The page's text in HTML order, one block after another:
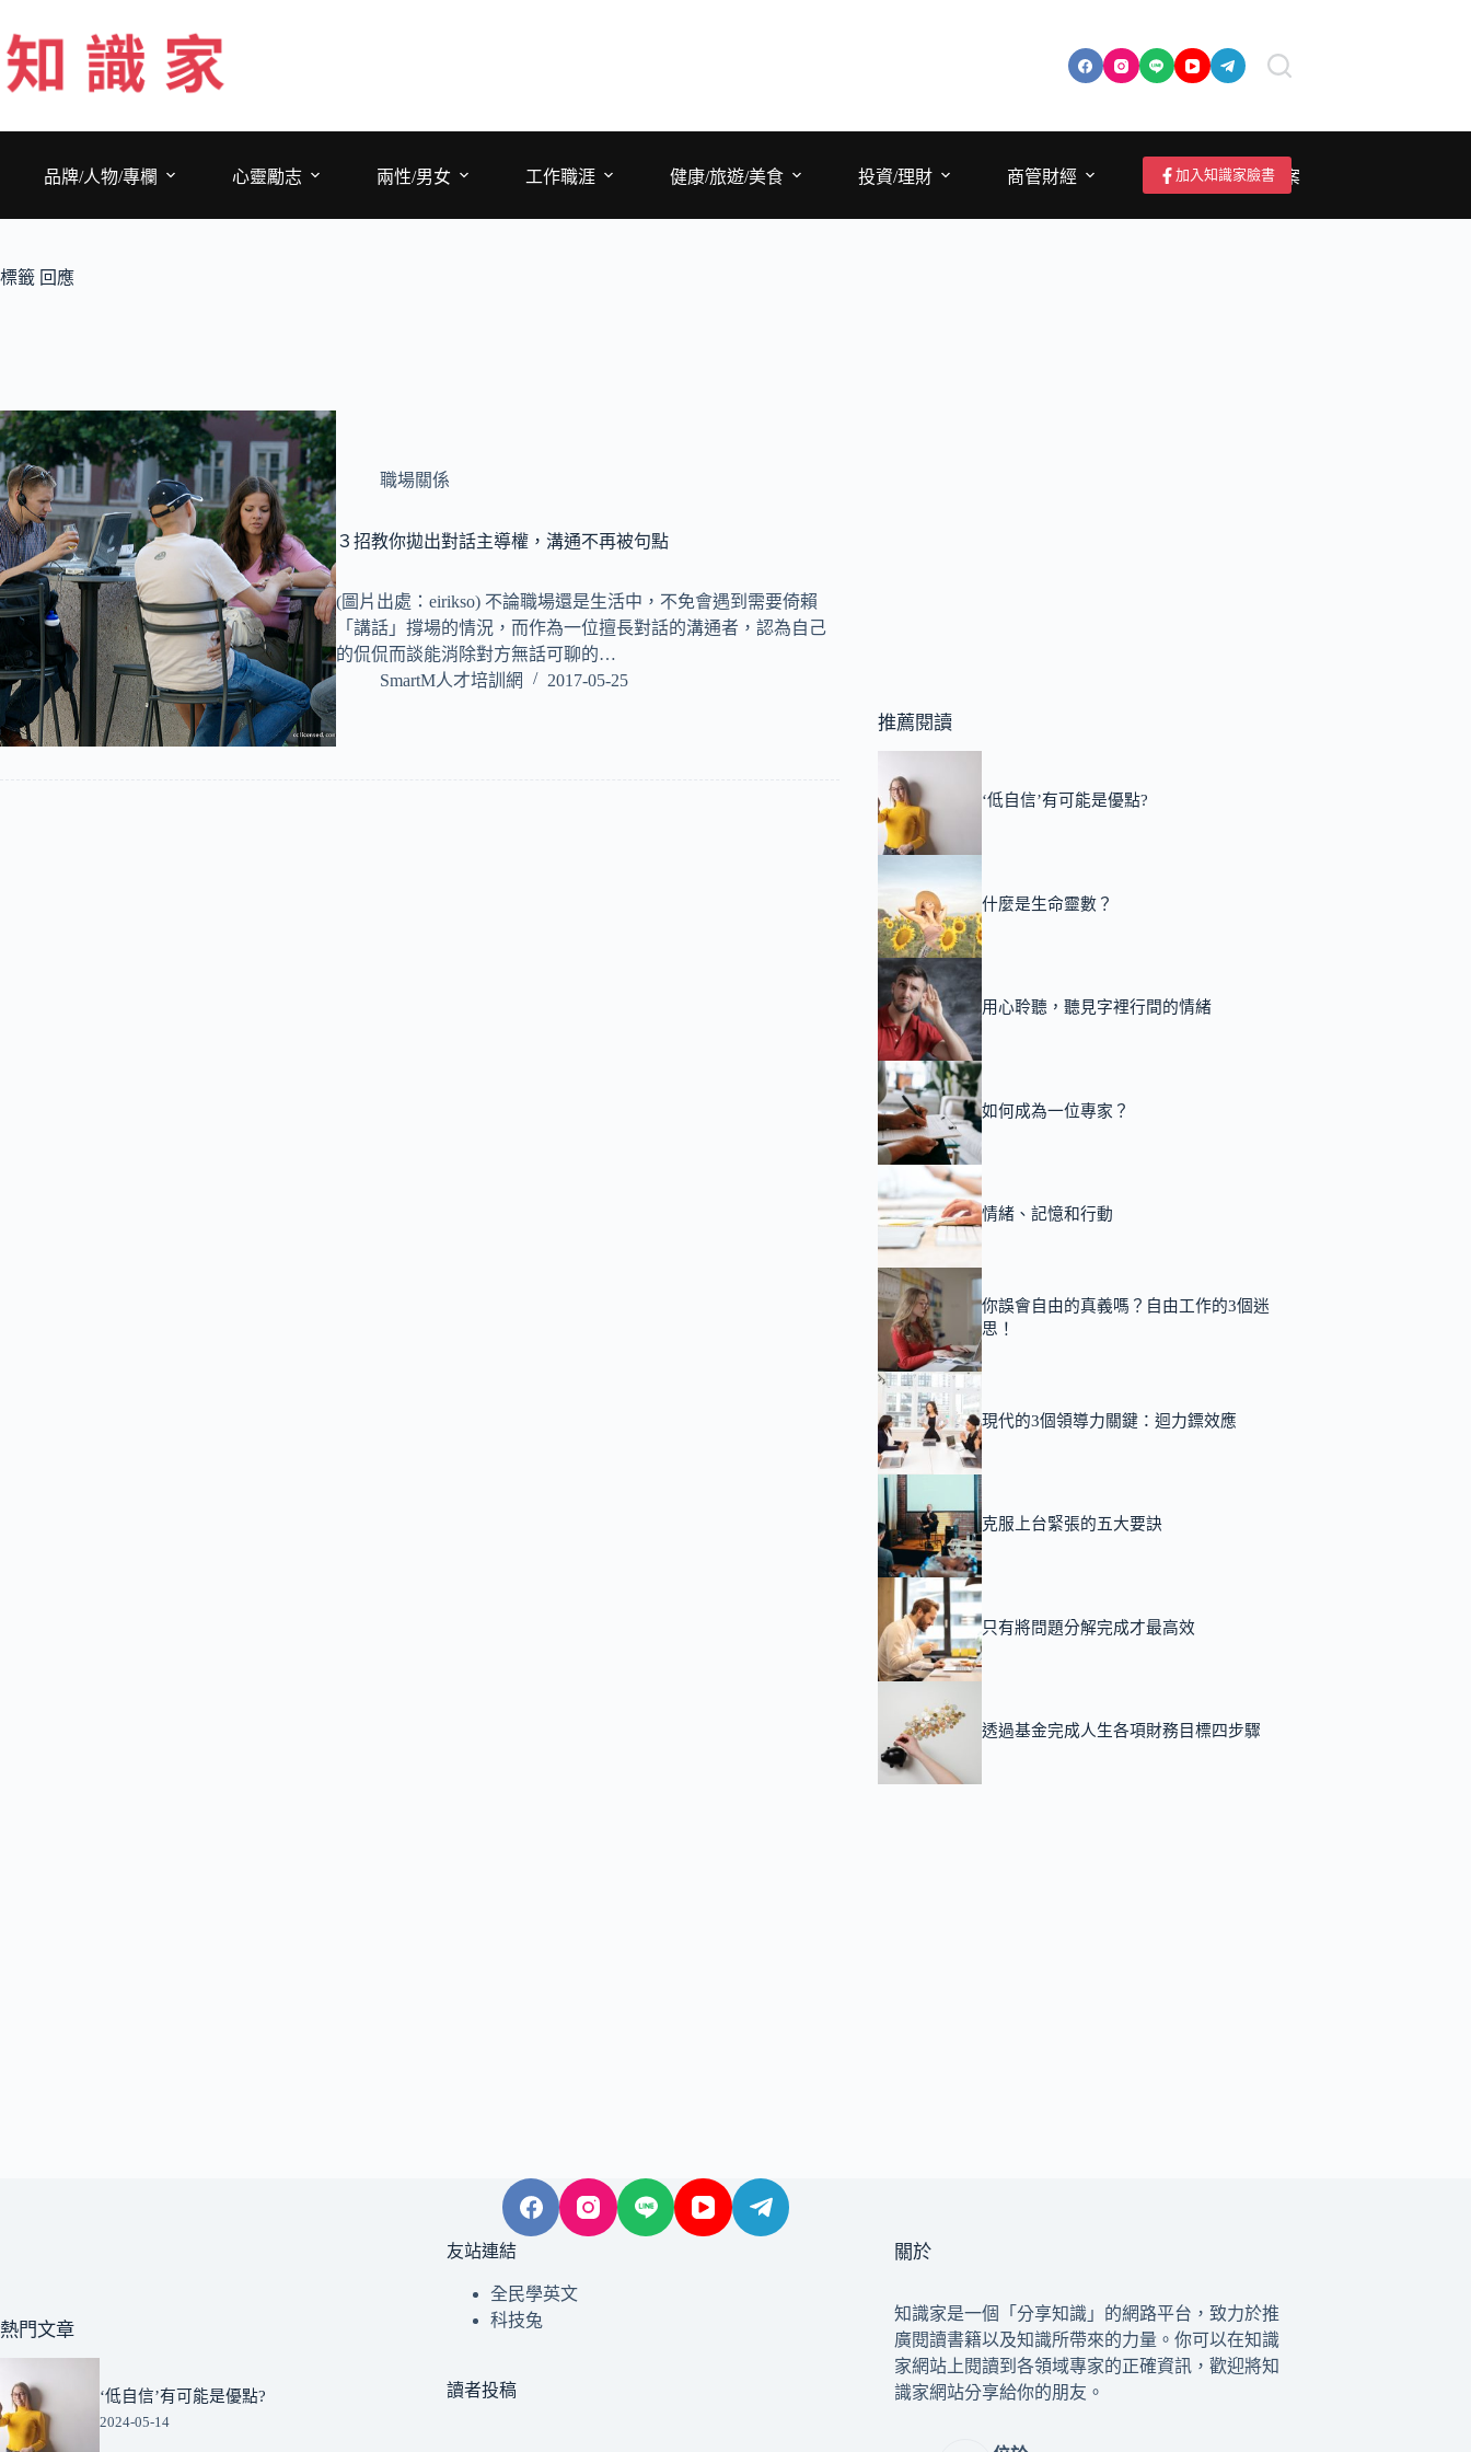
至
主
要
品牌/人物/專欄
心靈勵志 兩性/男女 工作職涯 健康/旅遊/美食 投資/理財 商管財經 成為作者/投稿/提案
加入知識家臉書
標籤 回應
職場關係
３招教你拋出對話主導權，溝通不再被句點
(圖片出處：eirikso) 不論職場還是生活中，不免會遇到需要倚賴
「講話」撐場的情況，而作為一位擅長對話的溝通者，認為自己
的侃侃而談能消除對方無話可聊的…
SmartM人才培訓網
2017-05-25
推薦閱讀
‘低自信’有可能是優點?
什麼是生命靈數？
用心聆聽，聽見字裡行間的情緒
如何成為一位專家？
情緒、記憶和行動
你誤會自由的真義嗎？自由工作的3個迷
思！
現代的3個領導力關鍵：迴力鏢效應
克服上台緊張的五大要訣
只有將問題分解完成才最高效
透過基金完成人生各項財務目標四步驟
熱門文章
‘低自信’有可能是優點?
2024-05-14
友站連結
全民學英文
科技兔
讀者投稿
關於
知識家是一個「分享知識」的網路平台，致力於推
廣閱讀書籍以及知識所帶來的力量。你可以在知識
家網站上閱讀到各領域專家的正確資訊，歡迎將知
識家網站分享給你的朋友。